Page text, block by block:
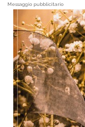
Messaggio pubblicitario